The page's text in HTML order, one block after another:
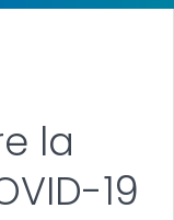
la
19